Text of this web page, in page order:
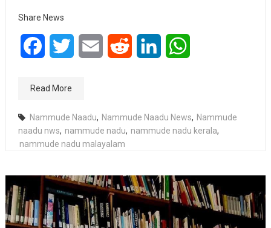
Share News
FacebookTwitter Email Reddit LinkedIn
Read More
Nammude Naadu, Nammude Naadu News, Nammude
naadu nws, nammude nadu, nammude nadu kerala,
nammude nadu malayalam